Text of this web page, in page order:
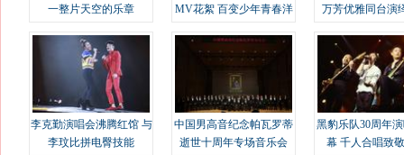
一整片天空的乐章
MV花絮 百变少年青春洋
万芳优雅同台演
李克勤演唱会沸腾红馆 与
李玟比拼电臀技能
中国男高音纪念帕瓦罗蒂
逝世十周年专场音乐会
黑豹乐队30周年
幕 千人合唱致